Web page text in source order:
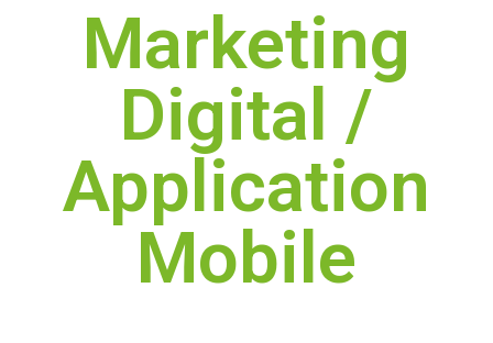
Marketing
Digital /
Application
Mobile